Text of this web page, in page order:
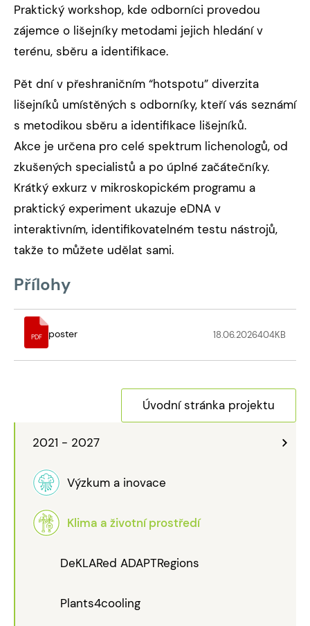
2021 - 2027
Výzkum a inovace
Klima a životní prostředí
DeKLARed ADAPTRegions
Plants4cooling
Praktický workshop, kde odborníci provedou
zájemce o lišejníky metodami jejich hledání v
terénu, sběru a identifikace.
Pět dní v přeshraničním “hotspotu” diverzita
lišejníků umístěných s odborníky, kteří vás seznámí
s metodikou sběru a identifikace lišejníků.
Akce je určena pro celé spektrum lichenologů, od
zkušených specialistů a po úplné začátečníky.
Krátký exkurz v mikroskopickém programu a
praktický experiment ukazuje eDNA v
interaktivním, identifikovatelném testu nástrojů,
takže to můžete udělat sami.
Přílohy
PDF poster 18.06.2026404KB
Úvodní stránka projektu